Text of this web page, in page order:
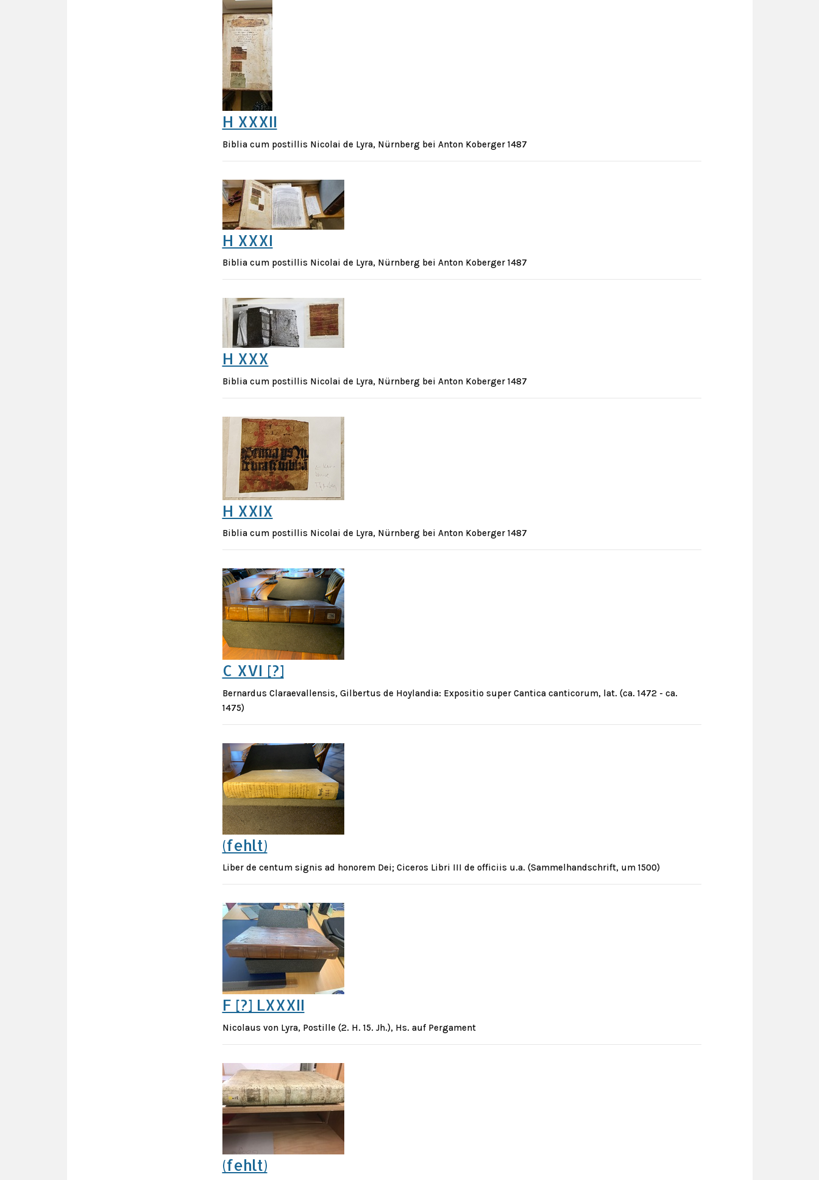
H XXXII
Biblia cum postillis Nicolai de Lyra, Nürnberg bei Anton Koberger 1487
H XXXI
Biblia cum postillis Nicolai de Lyra, Nürnberg bei Anton Koberger 1487
H XXX
Biblia cum postillis Nicolai de Lyra, Nürnberg bei Anton Koberger 1487
H XXIX
Biblia cum postillis Nicolai de Lyra, Nürnberg bei Anton Koberger 1487
C XVI [?]
Bernardus Claraevallensis, Gilbertus de Hoylandia: Expositio super Cantica canticorum, lat. (ca. 1472 - ca.
1475)
(fehlt)
Liber de centum signis ad honorem Dei; Ciceros Libri III de officiis u.a. (Sammelhandschrift, um 1500)
F [?] LXXXII
Nicolaus von Lyra, Postille (2. H. 15. Jh.), Hs. auf Pergament
(fehlt)